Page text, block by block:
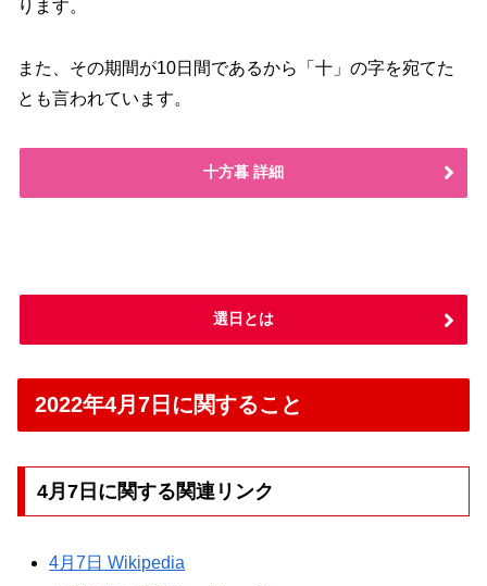
ります。
また、その期間が10日間であるから「十」の字を宛てた
とも言われています。
十方暮 詳細
選日とは
2022年4月7日に関すること
4月7日に関する関連リンク
4月7日 Wikipedia